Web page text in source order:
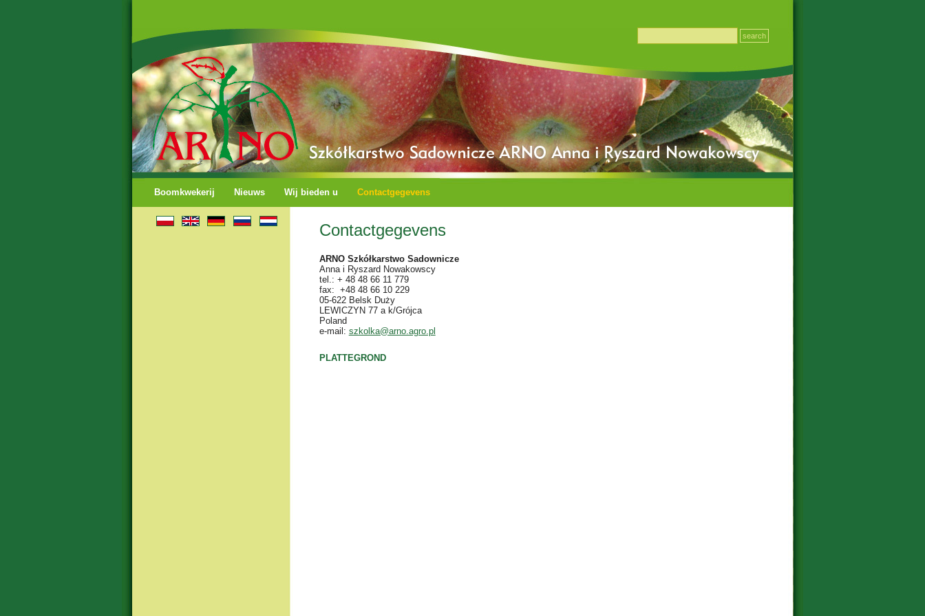
Boomkwekerij Nieuws Wij bieden u Contactgegevens
Contactgegevens
ARNO Szkółkarstwo Sadownicze
Anna i Ryszard Nowakowscy
tel.: + 48 48 66 11 779
fax: +48 48 66 10 229
05-622 Belsk Duży
LEWICZYN 77 a k/Grójca
Poland
e-mail: szkolka@arno.agro.pl
PLATTEGROND